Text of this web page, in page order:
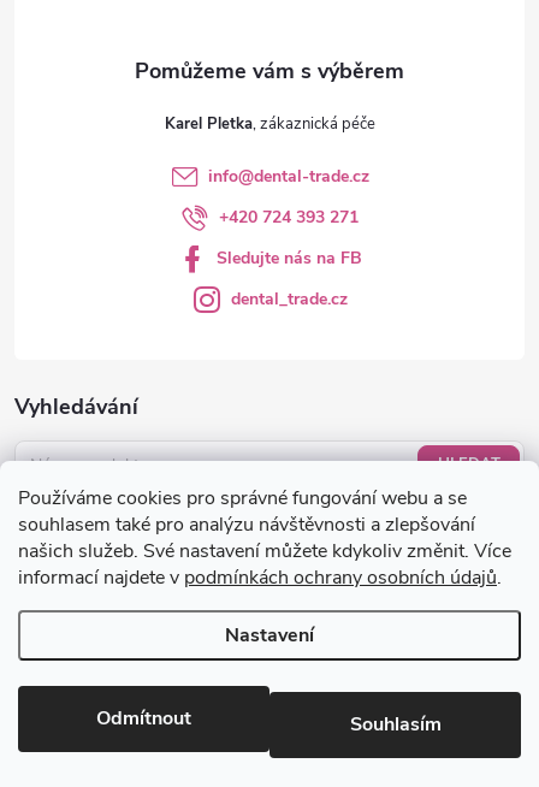
Používáme cookies pro správné fungování webu a se
souhlasem také pro analýzu návštěvnosti a zlepšování
našich služeb. Své nastavení můžete kdykoliv změnit. Více
informací najdete v podmínkách ochrany osobních údajů.
Nastavení
Odmítnout Souhlasím
Vyhledávání
HLEDAT
Nákupní košík
0KS /0 KČ
Karel Pletka
info@dental-trade.cz
+420 724 393 271
Sledujte nás na FB
dental_trade.cz
Copyright 2026dental-trade.cz. Všechna práva vyhrazena.Upravit
nastavení cookies